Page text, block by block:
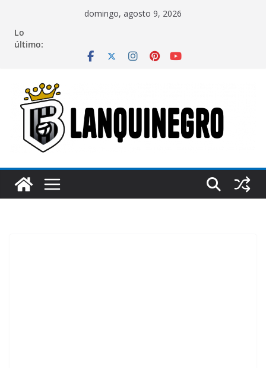
contenido
domingo, agosto 9, 2026
Lo
último: